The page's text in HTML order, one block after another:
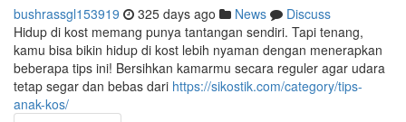
bushrassgl153919 325 days ago News
Discuss
Hidup di kost memang punya tantangan sendiri. Tapi tenang,
kamu bisa bikin hidup di kost lebih nyaman dengan menerapkan
beberapa tips ini! Bersihkan kamarmu secara reguler agar udara
tetap segar dan bebas dari https://sikostik.com/category/tips-
anak-kos/